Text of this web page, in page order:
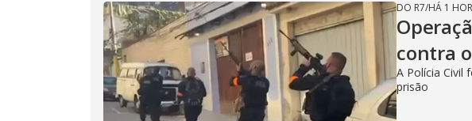
DO R7/HÁ 1
contra
A Polícia Civil
prisão